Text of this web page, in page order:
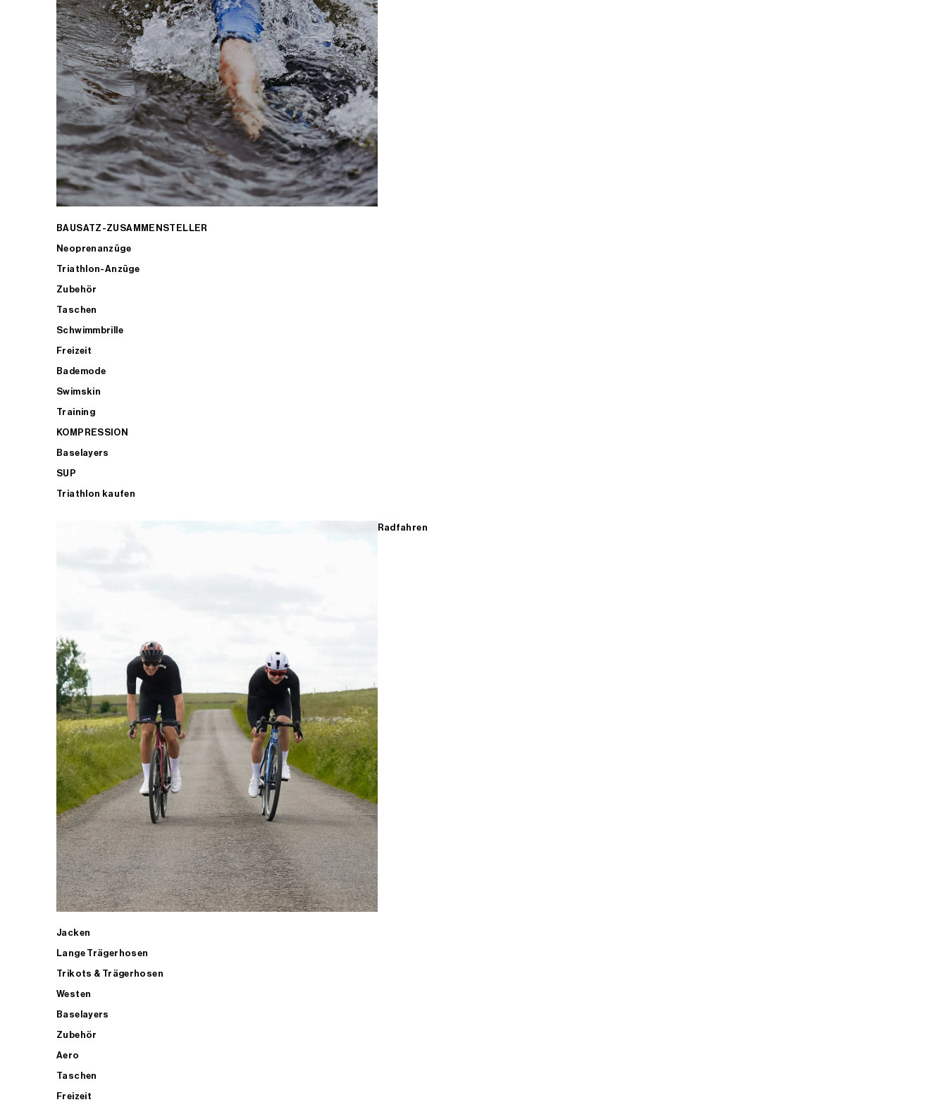
BAUSATZ-ZUSAMMENSTELLER
Neoprenanzüge
Triathlon-Anzüge
Zubehör
Taschen
Schwimmbrille
Freizeit
Bademode
Swimskin
Training
KOMPRESSION
Baselayers
SUP
Triathlon kaufen
Radfahren
Jacken
Lange Trägerhosen
Trikots & Trägerhosen
Westen
Baselayers
Zubehör
Aero
Taschen
Freizeit